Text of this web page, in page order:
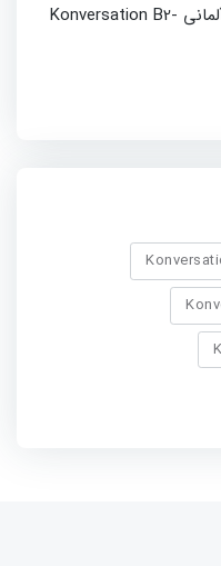
کلاس مکالمه آزاد آلمانی Konversation B2-